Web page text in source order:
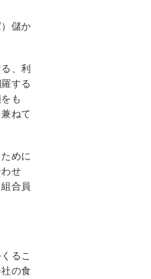
儲か
、利
する
も
ねて
めに
せ
合員
るこ
の食